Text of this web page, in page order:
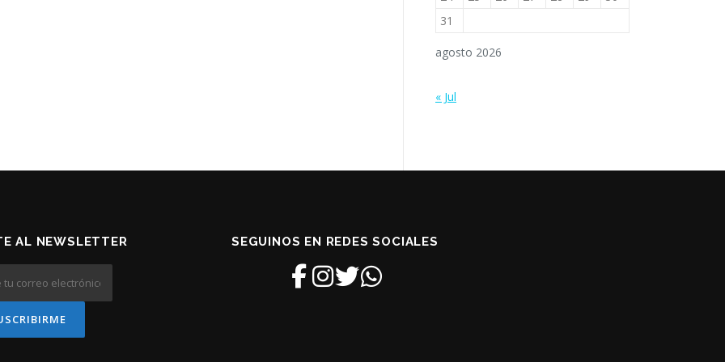
agosto 2026
31
« Jul
AL NEWSLETTER SEGUINOS EN REDES SOCIALES